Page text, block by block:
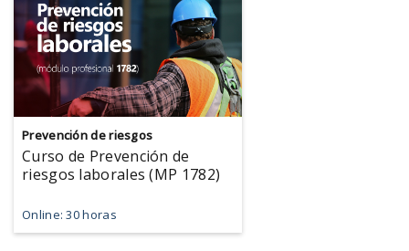
Prevención de riesgos
Curso de Prevención de
riesgos laborales (MP 1782)
Online: 30 horas